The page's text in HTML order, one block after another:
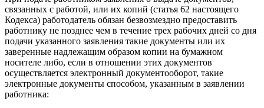
связанных с работой, или их копий (статья 62 настоящего
Кодекса) работодатель обязан безвозмездно предоставить
работнику не позднее чем в течение трех рабочих дней со дня
подачи указанного заявления такие документы или их
заверенные надлежащим образом копии на бумажном
носителе либо, если в отношении этих документов
осуществляется электронный документооборот, такие
электронные документы способом, указанным в заявлении
работника: